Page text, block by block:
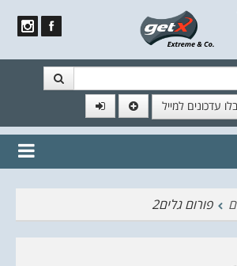
עדכונים למייל
תפוצה!
נשמח
פורום גלים2